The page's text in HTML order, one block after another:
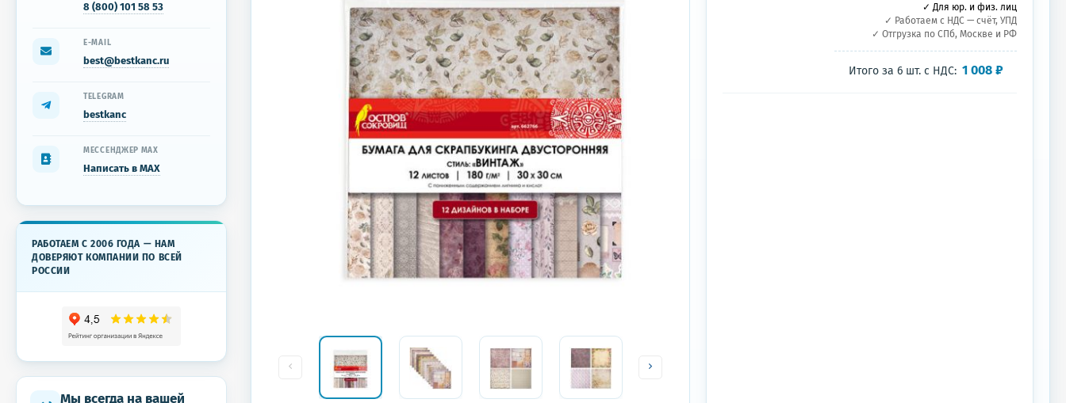
✓ Для юр. и физ. лиц
✓ Работаем с НДС — счёт, УПД
✓ Отгрузка по СПб, Москве и РФ
Итого за 6 шт.с НДС: 1 008 ₽
8 (800) 101 58 53
E-MAIL
best@bestkanc.ru
TELEGRAM
bestkanc
МЕССЕНДЖЕР MAX
Написать в MAX
РАБОТАЕМ С 2006 ГОДА — НАМ
ДОВЕРЯЮТ КОМПАНИИ ПО ВСЕЙ
РОССИИ
Мы всегда на вашей